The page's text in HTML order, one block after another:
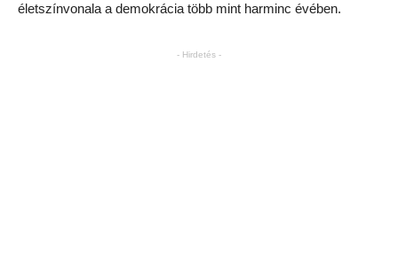
életszínvonala a demokrácia több mint harminc évében.
- Hirdetés -